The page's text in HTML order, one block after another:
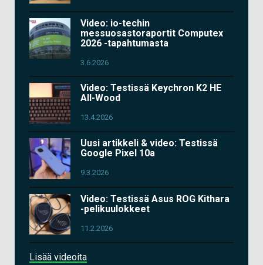
Video: io-techin
messuosastoraportit Computex
2026 -tapahtumasta
3.6.2026
Video: Testissä Keychron K2 HE
All-Wood
13.4.2026
Uusi artikkeli & video: Testissä
Google Pixel 10a
9.3.2026
Video: Testissä Asus ROG Kithara
-pelikuulokkeet
11.2.2026
Lisää videoita